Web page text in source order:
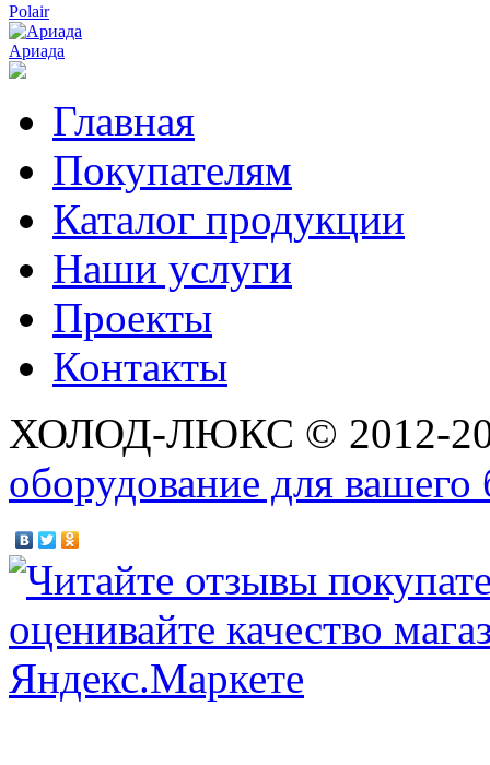
Polair
Ариада
Главная
Покупателям
Каталог продукции
Наши услуги
Проекты
Контакты
ХОЛОД-ЛЮКС © 2012-
оборудование для вашего